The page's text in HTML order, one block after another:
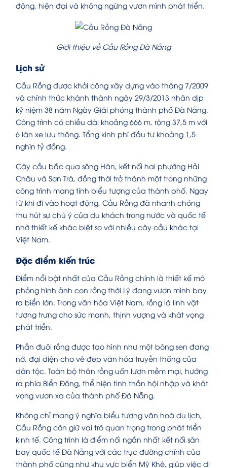
động, hiện đại và không ngừng vươn mình phát triển.
Giới thiệu về Cầu Rồng Đà Nẵng
Lịch sử
Cầu Rồng được khởi công xây dựng vào tháng 7/2009
và chính thức khánh thành ngày 29/3/2013 nhân dịp
kỷ niệm 38 năm Ngày Giải phóng thành phố Đà Nẵng.
Công trình có chiều dài khoảng 666 m, rộng 37,5 m với
6 làn xe lưu thông. Tổng kinh phí đầu tư khoảng 1,5
nghìn tỷ đồng.
Cây cầu bắc qua sông Hàn, kết nối hai phường Hải
Châu và Sơn Trà, đồng thời trở thành một trong những
công trình mang tính biểu tượng của thành phố. Ngay
từ khi đi vào hoạt động, Cầu Rồng đã nhanh chóng
thu hút sự chú ý của du khách trong nước và quốc tế
nhờ thiết kế khác biệt so với nhiều cây cầu khác tại
Việt Nam.
Đặc điểm kiến trúc
Điểm nổi bật nhất của Cầu Rồng chính là thiết kế mô
phỏng hình ảnh con rồng thời Lý đang vươn mình bay
ra biển lớn. Trong văn hóa Việt Nam, rồng là linh vật
tượng trưng cho sức mạnh, thịnh vượng và khát vọng
phát triển.
Phần đuôi rồng được tạo hình như một bông sen đang
nở, đại diện cho vẻ đẹp văn hóa truyền thống của
dân tộc. Toàn bộ thân rồng uốn lượn mềm mại, hướng
ra phía Biển Đông, thể hiện tinh thần hội nhập và khát
vọng vươn xa của thành phố Đà Nẵng.
Không chỉ mang ý nghĩa biểu tượng văn hoá du lịch,
Cầu Rồng còn giữ vai trò quan trọng trong phát triển
kinh tế. Công trình là điểm nối ngắn nhất kết nối sân
bay quốc tế Đà Nẵng với các trục đường chính của
thành phố cũng như khu vực biển Mỹ Khê, giúp việc di